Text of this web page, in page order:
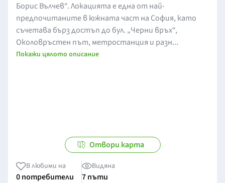
Борис Вълчев“. Локацията е една от най-
предпочитаните в южната част на София, като
съчетава бърз достъп до бул. „Черни връх“,
Околовръстен път, метростанция и разн...
Покажи цялото описание
Отвори карта
В любими на
0 потребители
Видяна
7 пъти